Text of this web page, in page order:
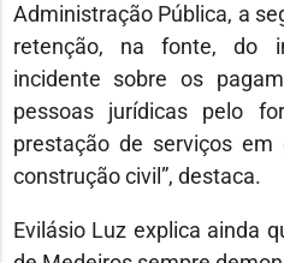
Administração Pública, a
retenção, na fonte, do
incidente sobre os
pessoas jurídicas pelo
prestação de serviços em
construção civil”, destaca.
Evilásio Luz explica ainda